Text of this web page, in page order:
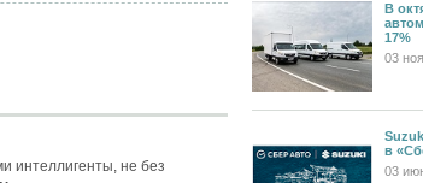
интеллигенты, не без
В
17%
03
в
03